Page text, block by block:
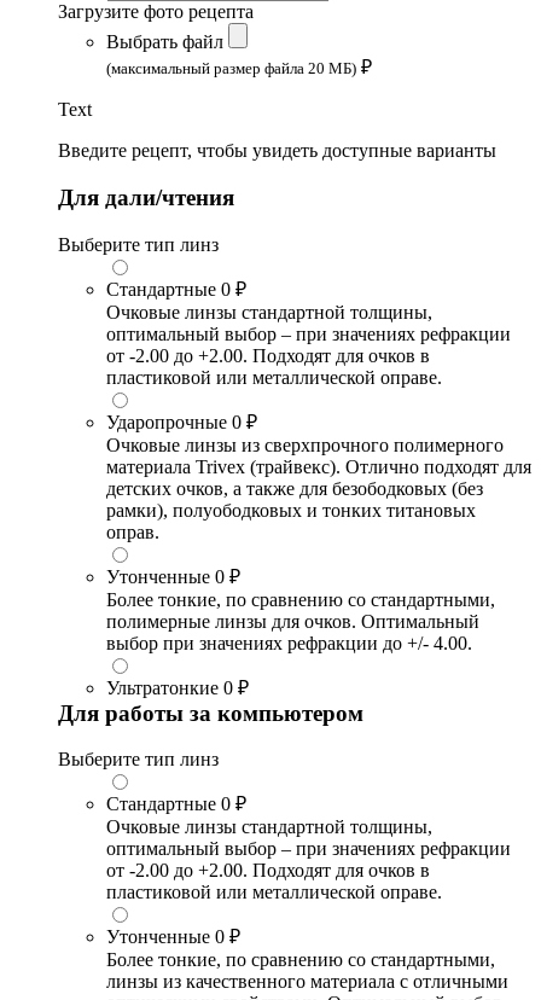
Загрузите фото рецепта
Выбрать файл
(максимальный размер файла 20 МБ) ₽
Text
Введите рецепт, чтобы увидеть доступные варианты
Для дали/чтения
Выберите тип линз
Стандартные 0 ₽
Очковые линзы стандартной толщины,
оптимальный выбор – при значениях рефракции
от -2.00 до +2.00. Подходят для очков в
пластиковой или металлической оправе.
Ударопрочные 0 ₽
Очковые линзы из сверхпрочного полимерного
материала Trivex (трайвекс). Отлично подходят для
детских очков, а также для безободковых (без
рамки), полуободковых и тонких титановых
оправ.
Утонченные 0 ₽
Более тонкие, по сравнению со стандартными,
полимерные линзы для очков. Оптимальный
выбор при значениях рефракции до +/- 4.00.
Ультратонкие 0 ₽
Для работы за компьютером
Выберите тип линз
Стандартные 0 ₽
Очковые линзы стандартной толщины,
оптимальный выбор – при значениях рефракции
от -2.00 до +2.00. Подходят для очков в
пластиковой или металлической оправе.
Утонченные 0 ₽
Более тонкие, по сравнению со стандартными,
линзы из качественного материала с отличными